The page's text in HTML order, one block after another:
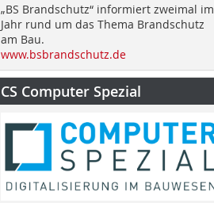
„BS Brandschutz“ informiert zweimal im
Jahr rund um das Thema Brandschutz
am Bau.
www.bsbrandschutz.de
CS Computer Spezial